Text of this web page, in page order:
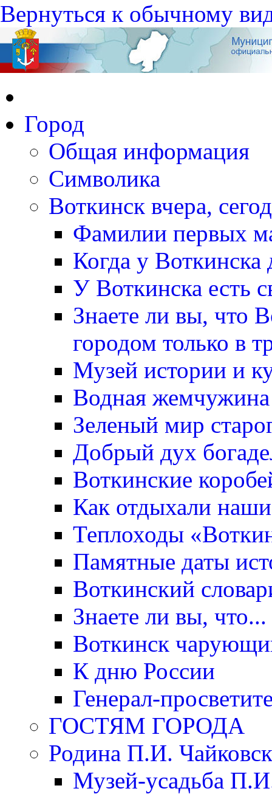
Вернуться к обычному
Город
Общая информация
Символика
Воткинск вчера,
Фамилии первых
Когда у Воткинска
У Воткинска есть
Знаете ли вы, что
городом только в
Музей истории и
Водная жемчужина
Зеленый мир
Добрый дух
Воткинские
Как отдыхали
Теплоходы
Памятные даты
Воткинский
Знаете ли вы, что...
Воткинск
К дню России
Генерал-
ГОСТЯМ ГОРОДА
Родина П.И.
Музей-усадьба